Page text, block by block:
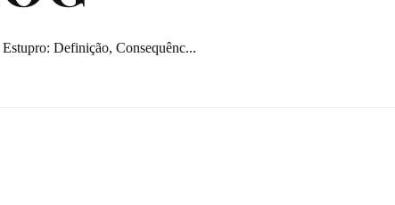
Estupro: Definição, Consequênc...